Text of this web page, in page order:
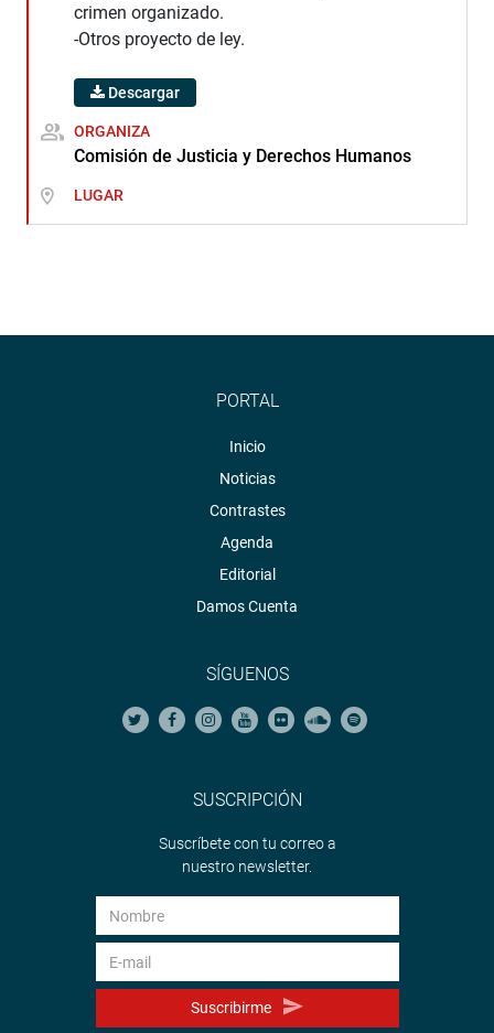
crimen organizado.
-Otros proyecto de ley.
Descargar
ORGANIZA
Comisión de Justicia y Derechos Humanos
LUGAR
PORTAL
Inicio
Noticias
Contrastes
Agenda
Editorial
Damos Cuenta
SÍGUENOS
SUSCRIPCIÓN
Suscríbete con tu correo a
nuestro newsletter.
Suscribirme